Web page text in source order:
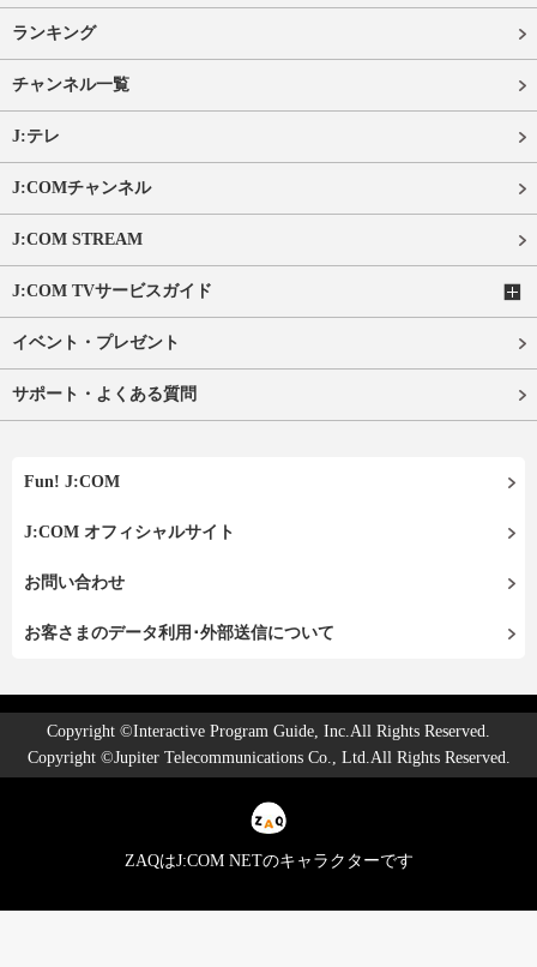
ランキング
チャンネル一覧
J:テレ
J:COMチャンネル
J:COM STREAM
J:COM TVサービスガイド
イベント・プレゼント
サポート・よくある質問
Fun! J:COM
J:COM オフィシャルサイト
お問い合わせ
お客さまのデータ利用･外部送信について
Copyright ©Interactive Program Guide, Inc.All Rights Reserved.
Copyright ©Jupiter Telecommunications Co., Ltd.All Rights Reserved.
ZAQはJ:COM NETのキャラクターです